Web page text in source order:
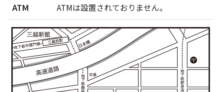
ATM ATMは設置されておりません。